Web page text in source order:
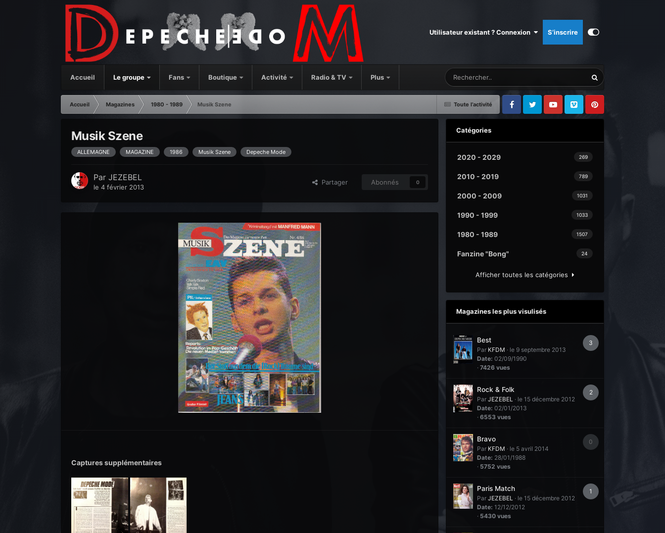
Utilisateur existant ? Connexion S’inscrire
Accueil Le groupe Fans Boutique Activité Radio & TV Plus
Toute l’activité
Accueil Magazines 1980 - 1989
Musik Szene
FacebookTwitter Youtube Vimeo Pinterest
Musik Szene
ALLEMAGNE MAGAZINE 1986 Musik Szene Depeche Mode
Par JEZEBEL
le 4 février 2013
Partager Abonnés 0
Captures supplémentaires
Catégories
269
2020 - 2029
789
2010 - 2019
1031
2000 - 2009
1033
1990 - 1999
1507
1980 - 1989
24
Fanzine "Bong"
Afficher toutes les catégories
Magazines les plus visulisés
3
Best
Par KFDM · le 9 septembre 2013
Date: 02/09/1990
·7426 vues
2
Rock & Folk
ParJEZEBEL · le 15 décembre 2012
Date: 02/01/2013
·6553 vues
0
Bravo
Par KFDM · le 5 avril 2014
Date: 28/01/1988
· 5752 vues
1
Paris Match
ParJEZEBEL · le 15 décembre 2012
Date: 12/12/2012
· 5430 vues